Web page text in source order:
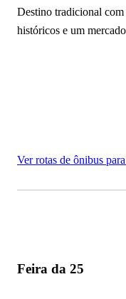
Mercado
Destino tradicional
históricos e um
Ver rotas de ônibus
Feira da 25